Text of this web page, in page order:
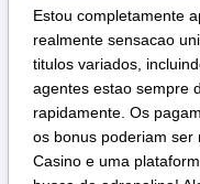
Estou completamente
realmente sensacao
titulos variados,
agentes estao sempre
rapidamente. Os
os bonus poderiam ser
Casino e uma